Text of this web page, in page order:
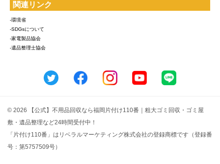
関連リンク
-環境省
-SDGsについて
-家電製品協会
-遺品整理士協会
© 2026 【公式】不用品回収なら福岡片付け110番｜粗大ゴミ回収・ゴミ屋
敷・遺品整理など24時間受付中！
「片付け110番」はリベラルマーケティング株式会社の登録商標です（登録番
号：第5757509号）